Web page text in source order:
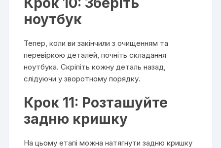
ноутбук
Тепер, коли ви закінчили з очищенням та
перевіркою деталей, почніть складання
ноутбука. Скріпіть кожну деталь назад,
слідуючи у зворотному порядку.
Крок 11: Розташуйте
задню кришку
На цьому етапі можна натягнути задню кришку